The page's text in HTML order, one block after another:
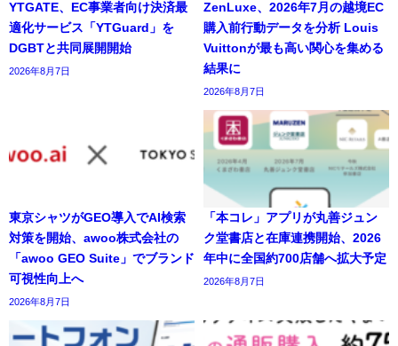
YTGATE、EC事業者向け決済最
適化サービス「YTGuard」を
DGBTと共同展開開始
2026年8月7日
ZenLuxe、2026年7月の越境EC
購入前行動データを分析 Louis
Vuittonが最も高い関心を集める
結果に
2026年8月7日
東京シャツがGEO導入でAI検索
対策を開始、awoo株式会社の
「awoo GEO Suite」でブランド
可視性向上へ
2026年8月7日
「本コレ」アプリが丸善ジュン
ク堂書店と在庫連携開始、2026
年中に全国約700店舗へ拡大予定
2026年8月7日